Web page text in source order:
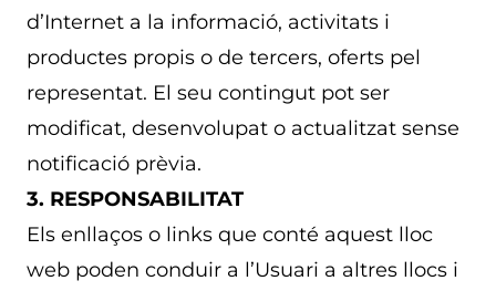
d’Internet a la informació, activitats i
productes propis o de tercers, oferts pel
representat. El seu contingut pot ser
modificat, desenvolupat o actualitzat sense
notificació prèvia.
3. RESPONSABILITAT
Els enllaços o links que conté aquest lloc
web poden conduir a l’Usuari a altres llocs i